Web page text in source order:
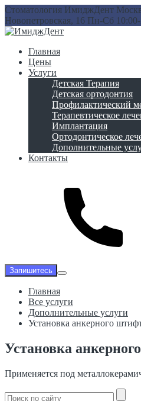
Стоматология ИмиджДент
Новопетровская, 16 Пн-Сб 10:00-
Главная
Цены
Услуги
Детская Терапия
Детская ортодонтия
Профилактический
Терапевтическое
Имплантация
Ортодонтическое
Дополнительные
Контакты
Запишитесь
Главная
Все услуги
Дополнительные услуги
Установка анкерного
Установка
Применяется под